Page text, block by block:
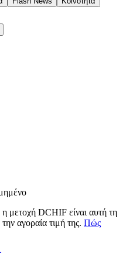
μετοχή DCHIF είναι αυτή τη
αγοραία τιμή της. Πώς